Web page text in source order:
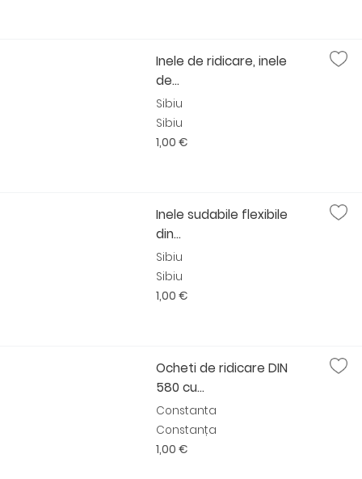
Inele de ridicare, inele
de...
Sibiu
Sibiu
1,00 €
Inele sudabile flexibile
din...
Sibiu
Sibiu
1,00 €
Ocheti de ridicare DIN
580 cu...
Constanta
Constanța
1,00 €